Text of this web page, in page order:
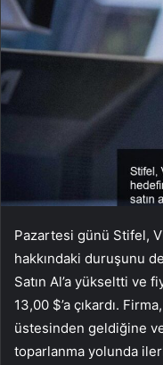
Pazartesi günü Stifel,
hakkındaki duruşunu
Satın Al’a yükseltti ve
13,00 $’a çıkardı.
üstesinden geldiğine ve
toparlanma yolunda